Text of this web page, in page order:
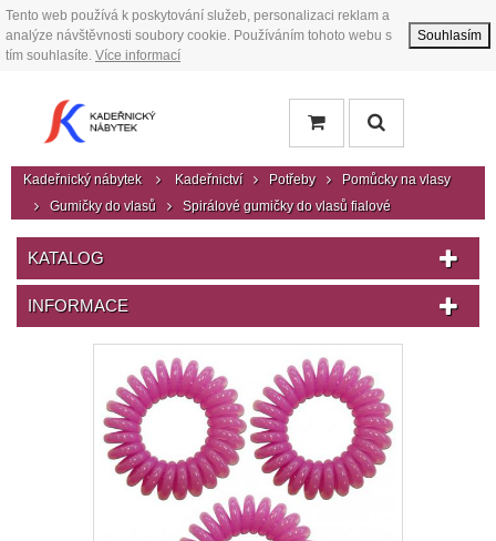
Tento web používá k poskytování služeb, personalizaci reklam a
analýze návštěvnosti soubory cookie. Používáním tohoto webu s
tím souhlasíte. Více informací
Souhlasím
Kadeřnický nábytek Kadeřnictví Potřeby
Pomůcky na vlasy
Gumičky do vlasů
Spirálové gumičky do vlasů fialové
KATALOG
INFORMACE